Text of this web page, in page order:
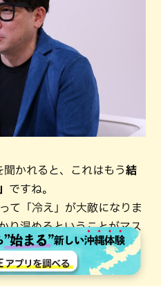
かれると、これはもう結
ですね。
て「冷え」が大敵になりま
り温めるということがマス
で、一番わかりやすいのが